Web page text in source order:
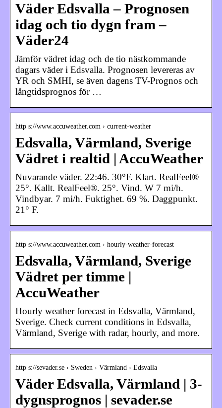
Väder Edsvalla – Prognosen
idag och tio dygn fram –
Väder24
Jämför vädret idag och de tio nästkommande
dagars väder i Edsvalla. Prognosen levereras av
YR och SMHI, se även dagens TV-Prognos och
långtidsprognos för …
http s://www.accuweather.com › current-weather
Edsvalla, Värmland, Sverige
Vädret i realtid | AccuWeather
Nuvarande väder. 22:46. 30°F. Klart. RealFeel®
25°. Kallt. RealFeel®. 25°. Vind. W 7 mi/h.
Vindbyar. 7 mi/h. Fuktighet. 69 %. Daggpunkt.
21° F.
http s://www.accuweather.com › hourly-weather-forecast
Edsvalla, Värmland, Sverige
Vädret per timme |
AccuWeather
Hourly weather forecast in Edsvalla, Värmland,
Sverige. Check current conditions in Edsvalla,
Värmland, Sverige with radar, hourly, and more.
http s://sevader.se › Sweden › Värmland › Edsvalla
Väder Edsvalla, Värmland | 3-
dygnsprognos | sevader.se